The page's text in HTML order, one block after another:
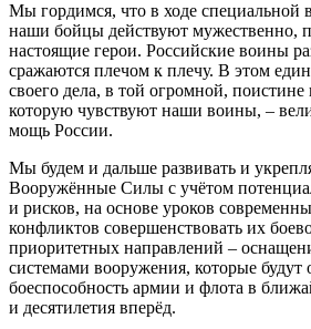
Мы гордимся, что в ходе специальной
наши бойцы действуют мужественно,
настоящие герои. Российские воины
сражаются плечом к плечу. В этом
своего дела, в той огромной,
которую чувствуют наши воины, –
мощь России.
Мы будем и дальше развивать и
Вооружённые Силы с учётом
и рисков, на основе уроков
конфликтов совершенствовать их
приоритетных направлений –
системами вооружения, которые будут
боеспособность армии и флота в
и десятилетия вперёд.